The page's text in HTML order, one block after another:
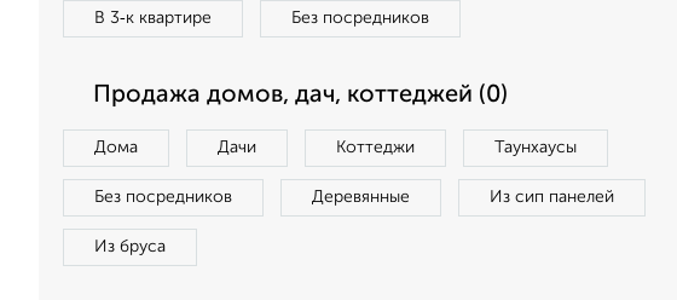
В 3‑к квартире Без посредников
Продажа домов, дач, коттеджей (0)
Дома Дачи Коттеджи Таунхаусы
Без посредников Деревянные Из сип панелей
Из бруса